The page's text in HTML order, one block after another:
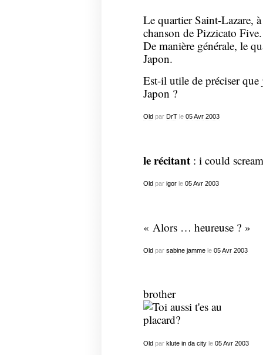
Le quartier Saint-Lazare,
chanson de Pizzicato Five.
De manière générale, le
Japon.
Est-il utile de préciser que
Japon ?
Old par DrTle 05 Avr 2003
le récitant: i could
Oldpar igorle 05 Avr 2003
« Alors … heureuse ? »
Oldpar sabine jammele 05 Avr 2003
brother
Oldpar klute in da cityle 05 Avr 2003